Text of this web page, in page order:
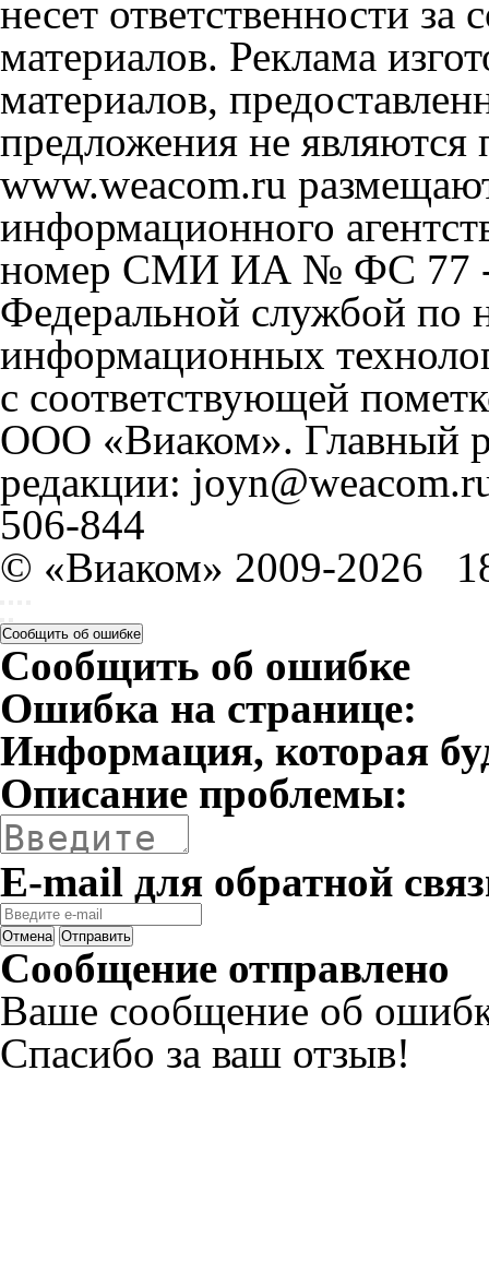
несет ответственности
материалов. Реклама
материалов,
предложения не
www.weacom.ru
информационного
номер СМИ ИА № ФС 77 -
Федеральной службой по
информационных
с соответствующей
ООО «Виаком». Главный
редакции:
506-844
© «Виаком» 2009-2026
Сообщить об ошибке
Сообщить об ошибке
Ошибка на странице:
Информация, которая
Описание проблемы:
E-mail для обратной
Отмена Отправить
Сообщение отправлено
Ваше сообщение об
Спасибо за ваш отзыв!